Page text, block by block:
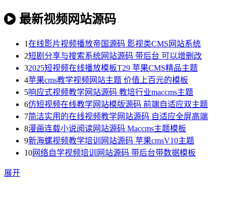
最新视频网站源码
1在线影片视频播放帝国源码 影视类CMS网站系统
2短剧分享与搜索系统网站源码 带后台 可以增删改
32025短视频在线播放模板T29 苹果CMS精品主题
4苹果cms教学视频网站主题 价值上百元的模板
5响应式视频教学网站源码 教培行业maccms主题
6仿短视频在线教学网站模版源码 前端自适应双主题
7简洁实用的在线视频教学网站源码 自适应全屏高端
8漫画连载小说阅读网站源码 Maccms主题模板
9新海螺视频教学培训网站源码 苹果cmsV10主题
10网络自学视频培训网站源码 带后台带数据模板
展开